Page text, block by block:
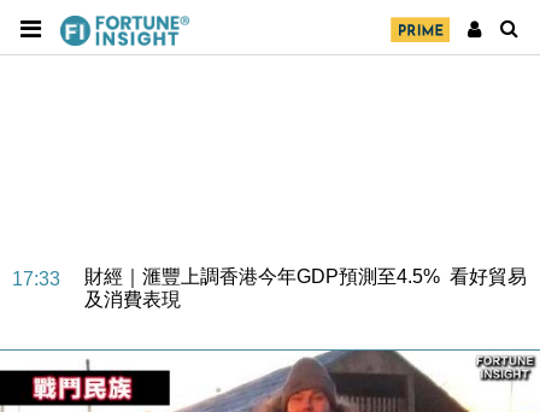
17:33
財經｜滙豐上調香港今年GDP預測至4.5% 看好貿易
及消費表現
損失近6900萬元
16:05
財經｜日經失守6.5萬點後回穩 全周仍升近2%